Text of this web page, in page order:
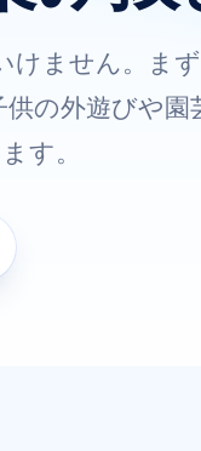
けません。ま
の外遊びや園
す。